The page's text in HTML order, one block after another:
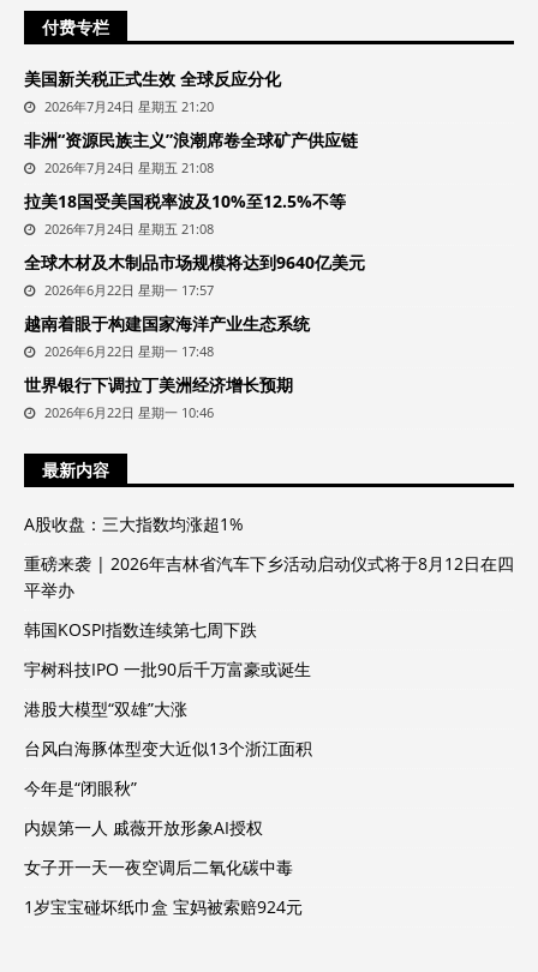
付费专栏
美国新关税正式生效 全球反应分化
2026年7月24日 星期五 21:20
非洲“资源民族主义”浪潮席卷全球矿产供应链
2026年7月24日 星期五 21:08
拉美18国受美国税率波及10%至12.5%不等
2026年7月24日 星期五 21:08
全球木材及木制品市场规模将达到9640亿美元
2026年6月22日 星期一 17:57
越南着眼于构建国家海洋产业生态系统
2026年6月22日 星期一 17:48
世界银行下调拉丁美洲经济增长预期
2026年6月22日 星期一 10:46
最新内容
A股收盘：三大指数均涨超1%
重磅来袭 | 2026年吉林省汽车下乡活动启动仪式将于8月12日在四
平举办
韩国KOSPI指数连续第七周下跌
宇树科技IPO 一批90后千万富豪或诞生
港股大模型“双雄”大涨
台风白海豚体型变大近似13个浙江面积
今年是“闭眼秋”
内娱第一人 戚薇开放形象AI授权
女子开一天一夜空调后二氧化碳中毒
1岁宝宝碰坏纸巾盒 宝妈被索赔924元